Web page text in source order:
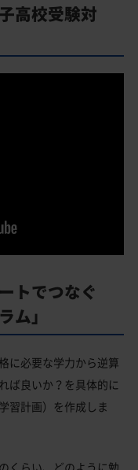
高校受験対
トでつなぐ
ム」
に必要な学力から逆算
ば良いか？を具体的に
習計画）を作成しま